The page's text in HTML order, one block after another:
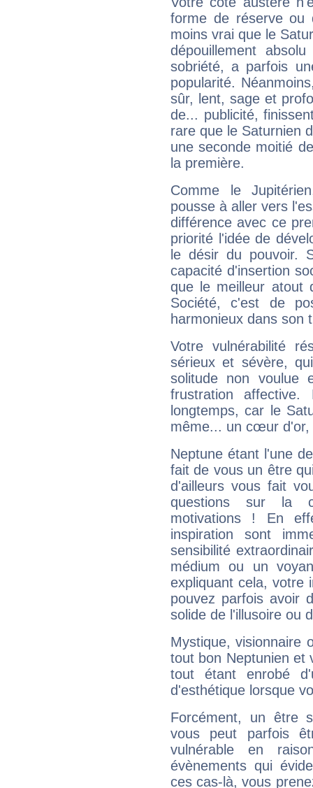
forme de réserve
moins vrai que le
dépouillement
sobriété, a parfois
popularité.
sûr, lent, sage et
de... publicité,
rare que le Saturnien
une seconde moitié
la première.
Comme le
pousse à aller vers
différence avec ce
priorité l'idée de
le désir du pouvoir.
capacité d'insertion
que le meilleur atout
Société, c'est de
harmonieux dans son
Votre vulnérabilité
sérieux et sévère,
solitude non voulue
frustration
longtemps, car le
même... un cœur d'or,
Neptune étant l'une
fait de vous un être
d'ailleurs vous fait
questions sur la
motivations ! En
inspiration sont
sensibilité
médium ou un
expliquant cela, votre
pouvez parfois avoir
solide de l'illusoire ou
Mystique, visionnaire
tout bon Neptunien et
tout étant enrobé
d'esthétique lorsque
Forcément, un être
vous peut parfois
vulnérable en
évènements qui
ces cas-là, vous